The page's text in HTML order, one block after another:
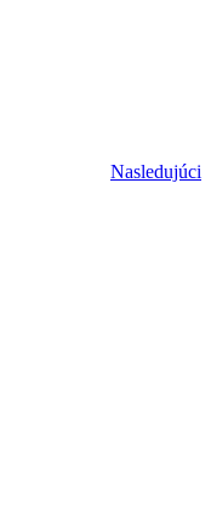
Nasledujúci